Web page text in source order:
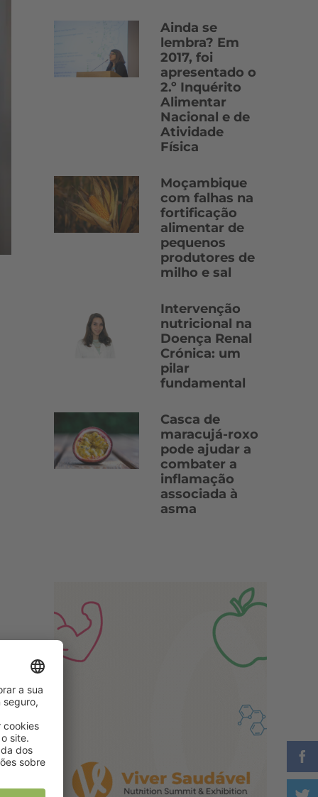
Ainda se
lembra? Em
2017, foi
apresentado o
2.º Inquérito
Alimentar
Nacional e de
Atividade
Física
Moçambique
com falhas na
fortificação
alimentar de
pequenos
produtores de
milho e sal
Intervenção
nutricional na
Doença Renal
Crónica: um
pilar
fundamental
Casca de
maracujá-roxo
pode ajudar a
combater a
inflamação
associada à
asma